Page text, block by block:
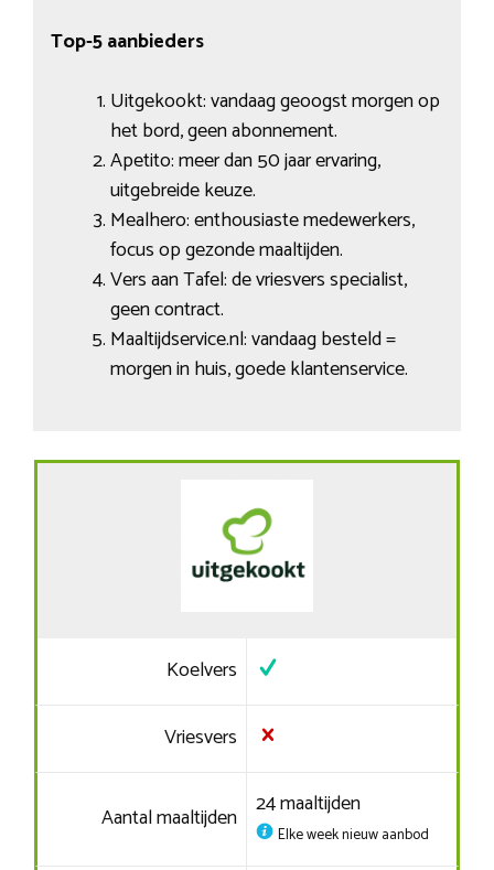
Top-5 aanbieders
Uitgekookt: vandaag geoogst morgen op
het bord, geen abonnement.
Apetito: meer dan 50 jaar ervaring,
uitgebreide keuze.
Mealhero: enthousiaste medewerkers,
focus op gezonde maaltijden.
Vers aan Tafel: de vriesvers specialist,
geen contract.
Maaltijdservice.nl: vandaag besteld =
morgen in huis, goede klantenservice.
Koelvers
Vriesvers
Aantal maaltijden 24 maaltijden
Elke week nieuw aanbod